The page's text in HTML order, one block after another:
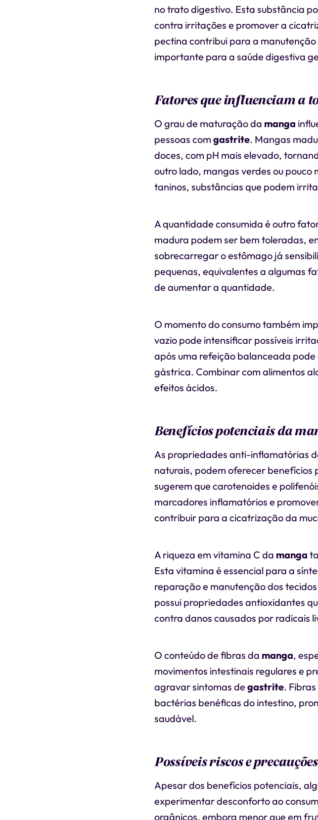
no trato digestivo. Esta substância
contra irritações e promover a
pectina contribui para a
importante para a saúde digestiva
Fatores que influenciam a
O grau de maturação da manga
pessoas com gastrite. Mangas
doces, com pH mais elevado,
outro lado, mangas verdes ou
taninos, substâncias que podem
A quantidade consumida é outro
madura podem ser bem toleradas,
sobrecarregar o estômago já
pequenas, equivalentes a algumas
de aumentar a quantidade.
O momento do consumo também
vazio pode intensificar possíveis
após uma refeição balanceada
gástrica. Combinar com alimentos
efeitos ácidos.
Benefícios potenciais da
As propriedades anti-inflamatórias
naturais, podem oferecer benefícios
sugerem que carotenoides e
marcadores inflamatórios e
contribuir para a cicatrização da
A riqueza em vitamina C da manga
Esta vitamina é essencial para a
reparação e manutenção dos
possui propriedades antioxidantes
contra danos causados por radicais
O conteúdo de fibras da manga,
movimentos intestinais regulares e
agravar sintomas de gastrite.
bactérias benéficas do intestino,
saudável.
Possíveis riscos e
Apesar dos benefícios potenciais,
experimentar desconforto ao
orgânicos, embora menor que em